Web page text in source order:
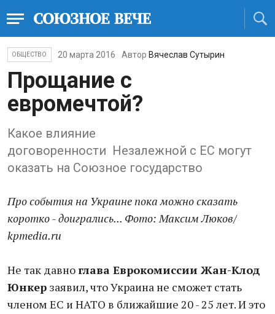
ОБЩЕСТВО 20 марта 2016 Автор Вячеслав Сутырин
Прощание с
евромечтой?
Какое влияние
договоренности Незалежной с ЕС могут
оказать на Союзное государство
Про события на Украине пока можно сказать
коротко - доигрались... Фото: Максим Люков/
kpmedia.ru
Не так давноглава Еврокомиссии Жан-Клод
Юнкер заявил, что Украина не сможет стать
членом ЕС и НАТО в ближайшие 20 - 25 лет. И это